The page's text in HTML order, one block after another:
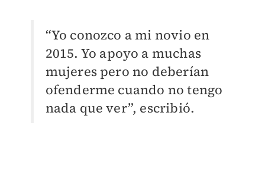
“Yo conozco a mi novio en
2015. Yo apoyo a muchas
mujeres pero no deberían
ofenderme cuando no tengo
nada que ver”, escribió.